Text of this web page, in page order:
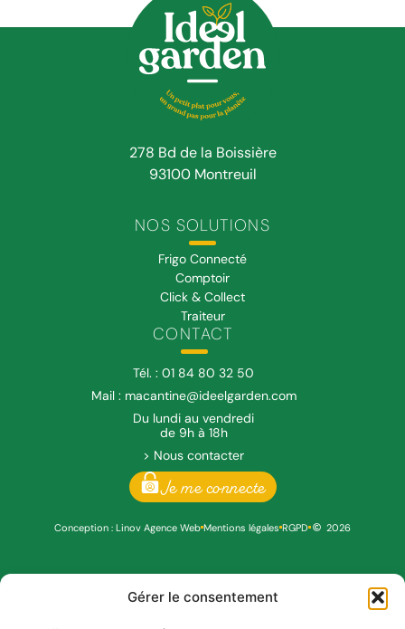
Gérer le consentement
Vous êtes déjà client et vous avez une
278 Bd de la Boissière
93100 Montreuil
NOS SOLUTIONS
Frigo Connecté
Comptoir
Click & Collect
Traiteur
CONTACT
Tél. : 01 84 80 32 50
Mail : macantine@ideelgarden.com
Du lundi au vendredi
de 9h à 18h
> Nous contacter
Je me connecte
Conception : Linov Agence Web Mentions légales RGPD 2026